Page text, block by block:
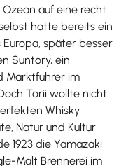
auf eine recht
hatte bereits ein
später besser
Suntory, ein
Marktführer im
Torii wollte nicht
Whisky
Natur und Kultur
1923 die Yamazaki
Malt Brennerei im